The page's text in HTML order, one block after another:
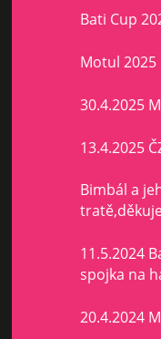
Bati Cup
Motul 2025
30.4.2025
13.4.2025
Bimbál a
11.5.2024
spojka na
20.4.2024